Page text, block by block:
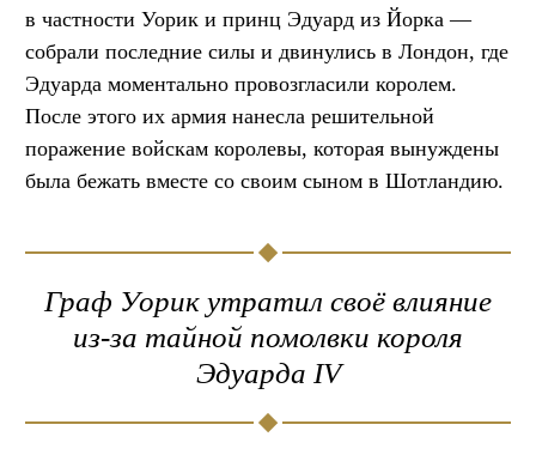
в частности Уорик и принц Эдуард из Йорка —
собрали последние силы и двинулись в Лондон, где
Эдуарда моментально провозгласили королем.
После этого их армия нанесла решительной
поражение войскам королевы, которая вынуждены
была бежать вместе со своим сыном в Шотландию.
Граф Уорик утратил своё влияние
из-за тайной помолвки короля
Эдуарда IV